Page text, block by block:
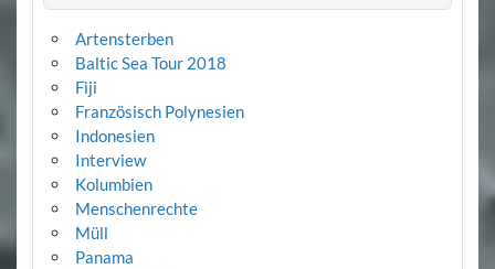
Artensterben
Baltic Sea Tour 2018
Fiji
Französisch Polynesien
Indonesien
Interview
Kolumbien
Menschenrechte
Müll
Panama